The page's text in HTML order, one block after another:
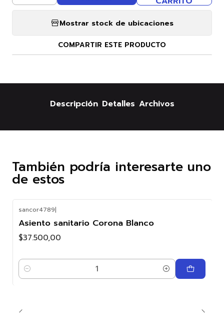
Mostrar stock de ubicaciones
COMPARTIR ESTE PRODUCTO
Descripción Detalles Archivos
También podría interesarte uno
de estos
sancor4789|
Asiento sanitario Corona Blanco
$37.500,00
Cantidad